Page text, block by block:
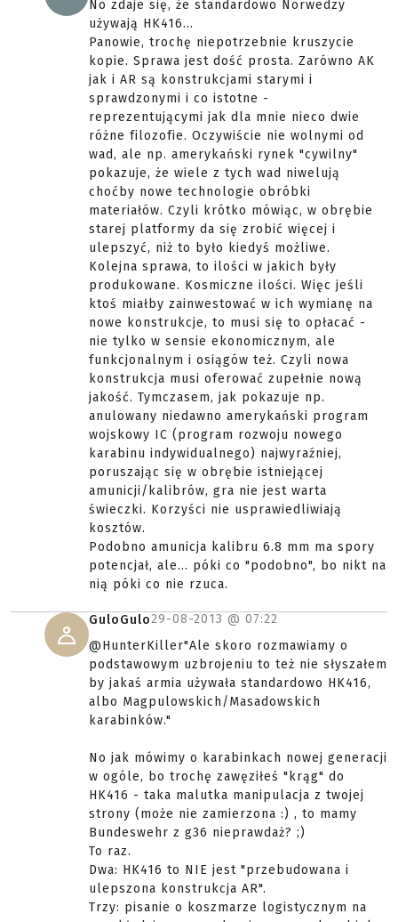
No zdaje się, że standardowo Norwedzy
używają HK416...
Panowie, trochę niepotrzebnie kruszycie
kopie. Sprawa jest dość prosta. Zarówno AK
jak i AR są konstrukcjami starymi i
sprawdzonymi i co istotne -
reprezentującymi jak dla mnie nieco dwie
różne filozofie. Oczywiście nie wolnymi od
wad, ale np. amerykański rynek "cywilny"
pokazuje, że wiele z tych wad niwelują
choćby nowe technologie obróbki
materiałów. Czyli krótko mówiąc, w obrębie
starej platformy da się zrobić więcej i
ulepszyć, niż to było kiedyś możliwe.
Kolejna sprawa, to ilości w jakich były
produkowane. Kosmiczne ilości. Więc jeśli
ktoś miałby zainwestować w ich wymianę na
nowe konstrukcje, to musi się to opłacać -
nie tylko w sensie ekonomicznym, ale
funkcjonalnym i osiągów też. Czyli nowa
konstrukcja musi oferować zupełnie nową
jakość. Tymczasem, jak pokazuje np.
anulowany niedawno amerykański program
wojskowy IC (program rozwoju nowego
karabinu indywidualnego) najwyraźniej,
poruszając się w obrębie istniejącej
amunicji/kalibrów, gra nie jest warta
świeczki. Korzyści nie usprawiedliwiają
kosztów.
Podobno amunicja kalibru 6.8 mm ma spory
potencjał, ale... póki co "podobno", bo nikt na
nią póki co nie rzuca.
GuloGulo29-08-2013 @ 07:22
@HunterKiller"Ale skoro rozmawiamy o
podstawowym uzbrojeniu to też nie słyszałem
by jakaś armia używała standardowo HK416,
albo Magpulowskich/Masadowskich
karabinków."
No jak mówimy o karabinkach nowej generacji
w ogóle, bo trochę zawęziłeś "krąg" do
HK416 - taka malutka manipulacja z twojej
strony (może nie zamierzona :) , to mamy
Bundeswehr z g36 nieprawdaż? ;)
To raz.
Dwa: HK416 to NIE jest "przebudowana i
ulepszona konstrukcja AR".
Trzy: pisanie o koszmarze logistycznym na